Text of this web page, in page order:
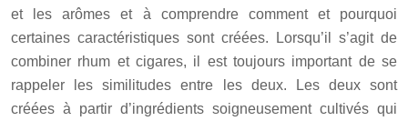
et les arômes et à comprendre comment et pourquoi
certaines caractéristiques sont créées. Lorsqu’il s’agit de
combiner rhum et cigares, il est toujours important de se
rappeler les similitudes entre les deux. Les deux sont
créées à partir d’ingrédients soigneusement cultivés qui